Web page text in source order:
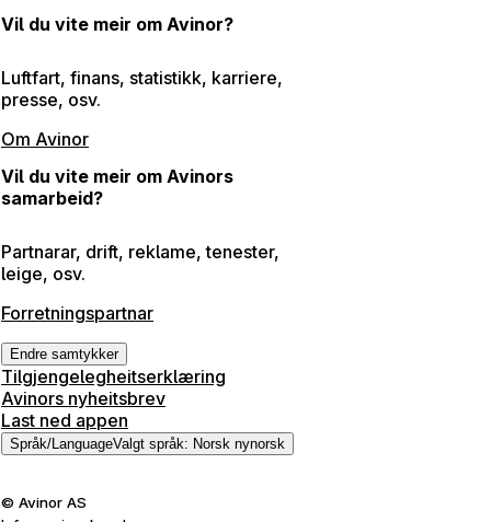
Vil du vite meir om Avinor?
Luftfart, finans, statistikk, karriere,
presse, osv.
Om Avinor
Vil du vite meir om Avinors
samarbeid?
Partnarar, drift, reklame, tenester,
leige, osv.
Forretningspartnar
Endre samtykker
Tilgjengelegheitserklæring
Avinors nyheitsbrev
Last ned appen
Språk/LanguageValgt språk: Norsk nynorsk
© Avinor AS